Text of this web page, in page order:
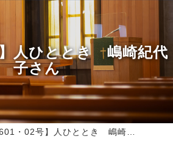
】人ひととき 嶋崎紀代
子さん
【4601・02号】人ひととき 嶋崎紀代子さん